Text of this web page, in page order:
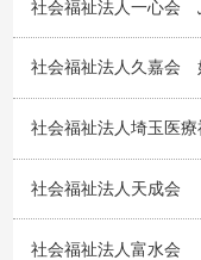
社会福祉法人一心会
社会福祉法人久嘉会
社会福祉法人埼玉医療
社会福祉法人天成会
社会福祉法人富水会